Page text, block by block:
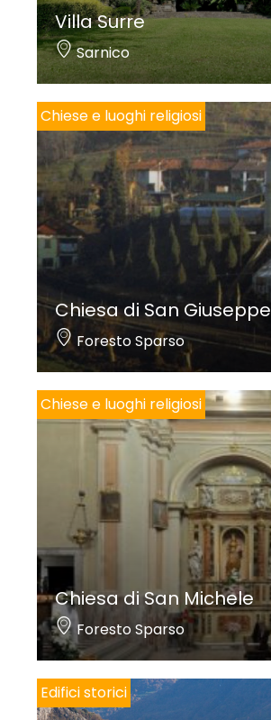
Villa Surre
Sarnico
Chiese e luoghi religiosi
Chiesa di San Giuseppe
Foresto Sparso
Chiese e luoghi religiosi
Chiesa di San Michele
Foresto Sparso
Edifici storici